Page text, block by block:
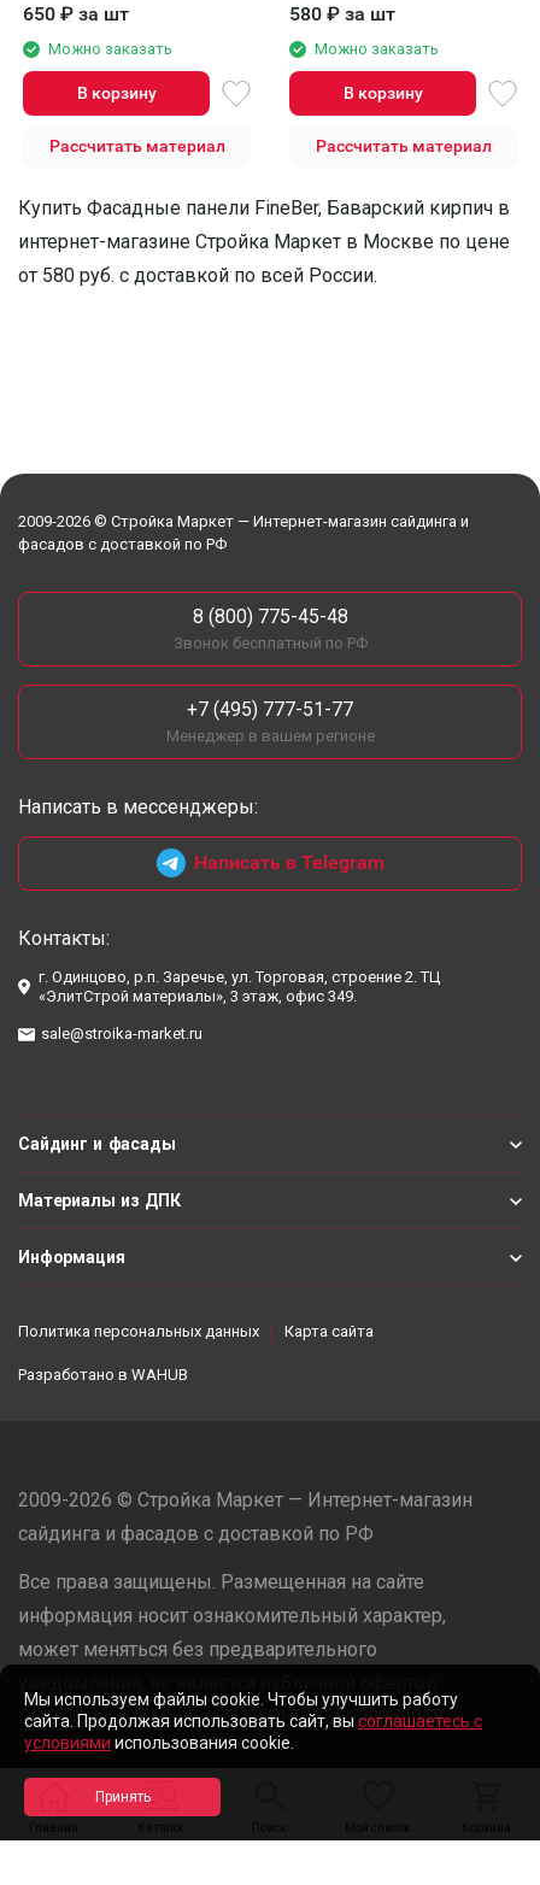
650 ₽ за шт
Можно заказать
В корзину
Рассчитать материал
580 ₽ за шт
Можно заказать
В корзину
Рассчитать материал
Купить Фасадные панели FineBer, Баварский кирпич в
интернет-магазине Стройка Маркет в Москве по цене
от 580 руб. с доставкой по всей России.
Главная Каталог Поиск Мой список Корзина
2009-2026 © Стройка Маркет — Интернет-магазин сайдинга и
фасадов с доставкой по РФ
8 (800) 775-45-48
Звонок бесплатный по РФ
+7 (495) 777-51-77
Менеджер в вашем регионе
Написать в мессенджеры:
Написать в Telegram
Контакты:
г. Одинцово, р.п. Заречье, ул. Торговая, строение 2. ТЦ
«ЭлитСтрой материалы», 3 этаж, офис 349.
sale@stroika-market.ru
Сайдинг и фасады
Материалы из ДПК
Информация
Политика персональных данных Карта сайта
Разработано в WAHUB
2009-2026 © Стройка Маркет — Интернет-магазин
сайдинга и фасадов с доставкой по РФ
Все права защищены. Размещенная на сайте
информация носит ознакомительный характер,
может меняться без предварительного
ООО «Стройка Маркет» | ОГРН: 1235000079918
Разработано в
Мы используем файлы cookie. Чтобы улучшить работу
сайта. Продолжая использовать сайт, вы соглашаетесь с
условиями использования cookie.